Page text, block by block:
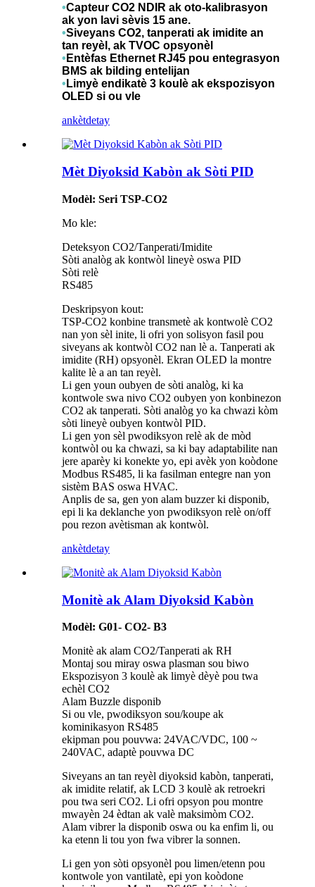
•Capteur CO2 NDIR ak oto-kalibrasyon
ak yon lavi sèvis 15 ane.
•Siveyans CO2, tanperati ak imidite an
tan reyèl, ak TVOC opsyonèl
• Entèfas Ethernet RJ45 pou entegrasyon
BMS ak bilding entelijan
• Limyè endikatè 3 koulè ak ekspozisyon
OLED si ou vle
ankètdetay
Mèt Diyoksid Kabòn ak Sòti PID
Modèl: Seri TSP-CO2
Mo kle:
Deteksyon CO2/Tanperati/Imidite
Sòti analòg ak kontwòl lineyè oswa PID
Sòti relè
RS485
Deskripsyon kout:
TSP-CO2 konbine transmetè ak kontwolè CO2
nan yon sèl inite, li ofri yon solisyon fasil pou
siveyans ak kontwòl CO2 nan lè a. Tanperati ak
imidite (RH) opsyonèl. Ekran OLED la montre
kalite lè a an tan reyèl.
Li gen youn oubyen de sòti analòg, ki ka
kontwole swa nivo CO2 oubyen yon konbinezon
CO2 ak tanperati. Sòti analòg yo ka chwazi kòm
sòti lineyè oubyen kontwòl PID.
Li gen yon sèl pwodiksyon relè ak de mòd
kontwòl ou ka chwazi, sa ki bay adaptabilite nan
jere aparèy ki konekte yo, epi avèk yon koòdone
Modbus RS485, li ka fasilman entegre nan yon
sistèm BAS oswa HVAC.
Anplis de sa, gen yon alam buzzer ki disponib,
epi li ka deklanche yon pwodiksyon relè on/off
pou rezon avètisman ak kontwòl.
ankètdetay
Monitè ak Alam Diyoksid Kabòn
Modèl: G01- CO2- B3
Monitè ak alam CO2/Tanperati ak RH
Montaj sou miray oswa plasman sou biwo
Ekspozisyon 3 koulè ak limyè dèyè pou twa
echèl CO2
Alam Buzzle disponib
Si ou vle, pwodiksyon sou/koupe ak
kominikasyon RS485
ekipman pou pouvwa: 24VAC/VDC, 100 ~
240VAC, adaptè pouvwa DC
Siveyans an tan reyèl diyoksid kabòn, tanperati,
ak imidite relatif, ak LCD 3 koulè ak retroekri
pou twa seri CO2. Li ofri opsyon pou montre
mwayèn 24 èdtan ak valè maksimòm CO2.
Alam vibrer la disponib oswa ou ka enfim li, ou
ka etenn li tou yon fwa vibrer la sonnen.
Li gen yon sòti opsyonèl pou limen/etenn pou
kontwole yon vantilatè, epi yon koòdone